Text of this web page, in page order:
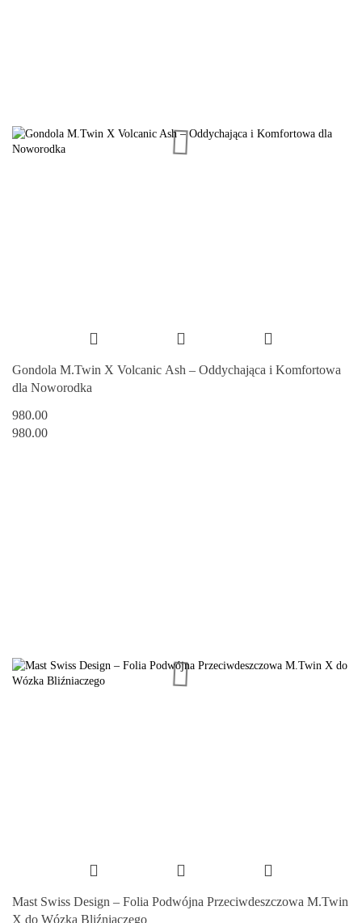
Gondola M.Twin X Volcanic Ash – Oddychająca i Komfortowa
dla Noworodka
980.00
980.00
Mast Swiss Design – Folia Podwójna Przeciwdeszczowa M.Twin
X do Wózka Bliźniaczego